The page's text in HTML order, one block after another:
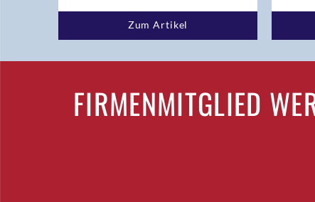
Zum Artikel
FIRMENMITGLIED